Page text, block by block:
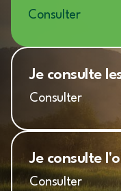
Consulter
Je consulte
Consulter
Je consulte
Consulter